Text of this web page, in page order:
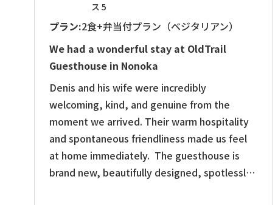
ス 5
プラン:2食+弁当付プラン（ベジタリアン）
We had a wonderful stay at OldTrail
Guesthouse in Nonoka
Denis and his wife were incredibly
welcoming, kind, and genuine from the
moment we arrived. Their warm hospitality
and spontaneous friendliness made us feel
at home immediately. The guesthouse is
brand new, beautifully designed, spotlessly